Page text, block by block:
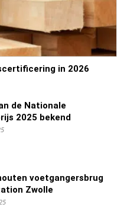
in 2026
de Nationale
2025 bekend
voetgangersbrug
Zwolle